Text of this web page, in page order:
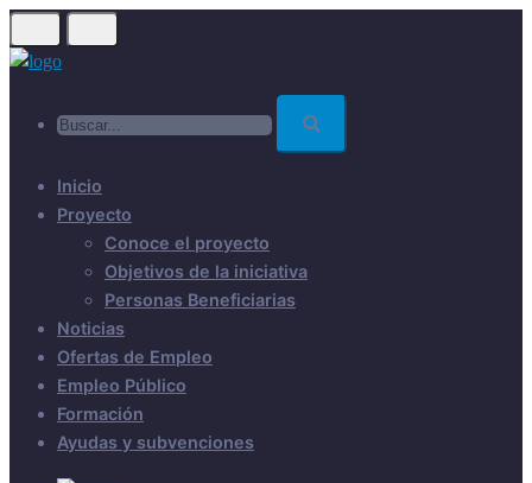
Skip
to
Inicio
Proyecto
Conoce el proyecto
Objetivos de la iniciativa
Personas Beneficiarias
Noticias
Ofertas de Empleo
Empleo Público
Formación
Ayudas y subvenciones